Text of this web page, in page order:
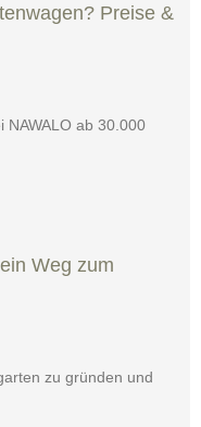
Preise &
NAWALO ab 30.000
Weg zum
zu gründen und